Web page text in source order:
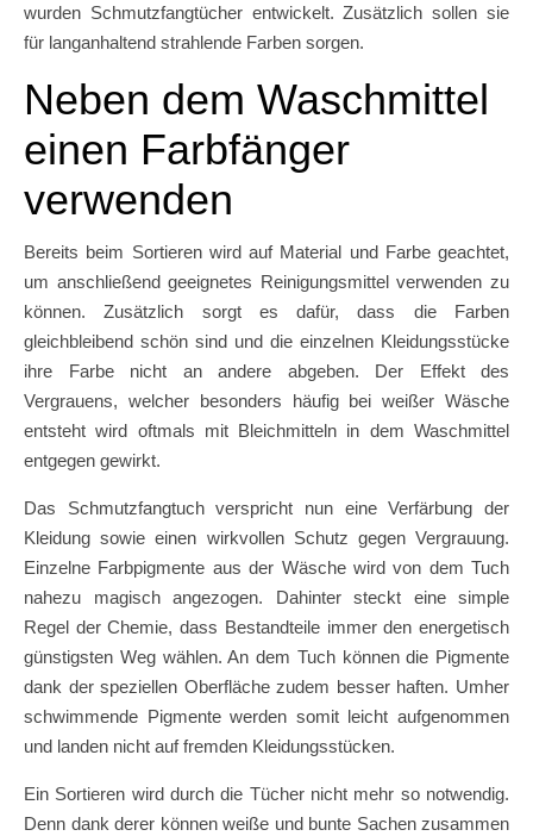
wurden Schmutzfangtücher entwickelt. Zusätzlich sollen sie
für langanhaltend strahlende Farben sorgen.
Neben dem Waschmittel
einen Farbfänger
verwenden
Bereits beim Sortieren wird auf Material und Farbe geachtet,
um anschließend geeignetes Reinigungsmittel verwenden zu
können. Zusätzlich sorgt es dafür, dass die Farben
gleichbleibend schön sind und die einzelnen Kleidungsstücke
ihre Farbe nicht an andere abgeben. Der Effekt des
Vergrauens, welcher besonders häufig bei weißer Wäsche
entsteht wird oftmals mit Bleichmitteln in dem Waschmittel
entgegen gewirkt.
Das Schmutzfangtuch verspricht nun eine Verfärbung der
Kleidung sowie einen wirkvollen Schutz gegen Vergrauung.
Einzelne Farbpigmente aus der Wäsche wird von dem Tuch
nahezu magisch angezogen. Dahinter steckt eine simple
Regel der Chemie, dass Bestandteile immer den energetisch
günstigsten Weg wählen. An dem Tuch können die Pigmente
dank der speziellen Oberfläche zudem besser haften. Umher
schwimmende Pigmente werden somit leicht aufgenommen
und landen nicht auf fremden Kleidungsstücken.
Ein Sortieren wird durch die Tücher nicht mehr so notwendig.
Denn dank derer können weiße und bunte Sachen zusammen